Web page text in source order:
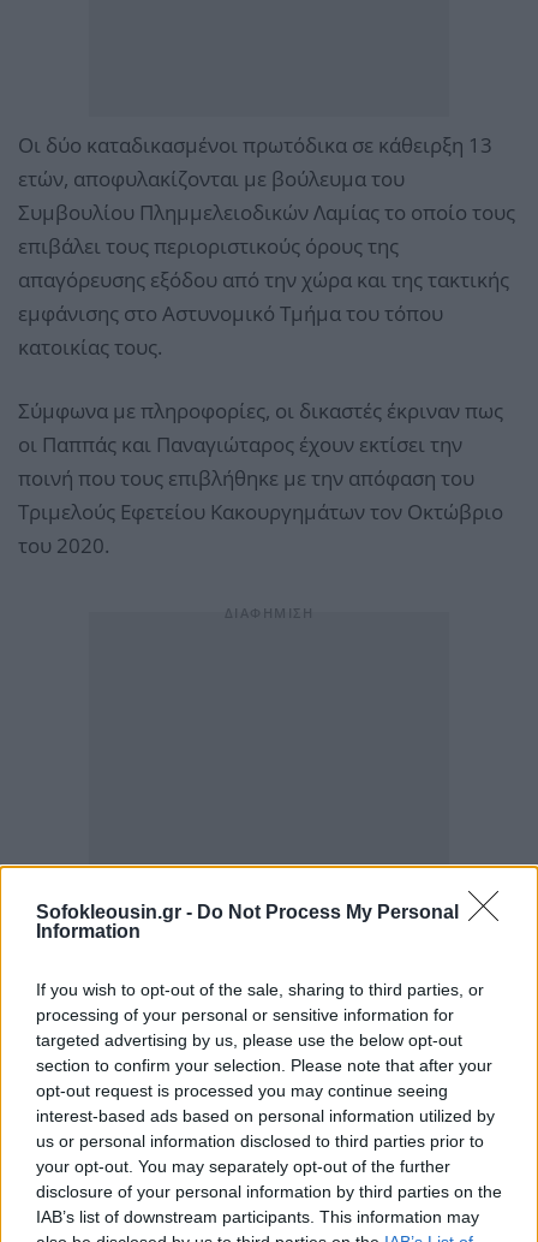
Sofokleousin.gr - Do Not Process My Personal
Information
If you wish to opt-out of the sale, sharing to third parties, or
processing of your personal or sensitive information for
targeted advertising by us, please use the below opt-out
section to confirm your selection. Please note that after your
opt-out request is processed you may continue seeing
interest-based ads based on personal information utilized by
us or personal information disclosed to third parties prior to
your opt-out. You may separately opt-out of the further
disclosure of your personal information by third parties on the
IAB’s list of downstream participants. This information may
Οι δύο καταδικασμένοι πρωτόδικα σε κάθειρξη 13
ετών, αποφυλακίζονται με βούλευμα του
Συμβουλίου Πλημμελειοδικών Λαμίας το οποίο τους
επιβάλει τους περιοριστικούς όρους της
απαγόρευσης εξόδου από την χώρα και της τακτικής
εμφάνισης στο Αστυνομικό Τμήμα του τόπου
κατοικίας τους.
Σύμφωνα με πληροφορίες, οι δικαστές έκριναν πως
οι Παππάς και Παναγιώταρος έχουν εκτίσει την
ποινή που τους επιβλήθηκε με την απόφαση του
Τριμελούς Εφετείου Κακουργημάτων τον Οκτώβριο
του 2020.